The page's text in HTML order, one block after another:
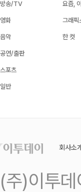
방송/TV
영화
음악
공연/출판
스포츠
일반
요즘,
그래픽
한 컷
회사소
(주)이투